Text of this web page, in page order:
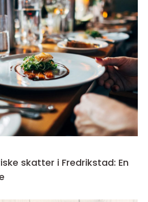
skatter i Fredrikstad: En